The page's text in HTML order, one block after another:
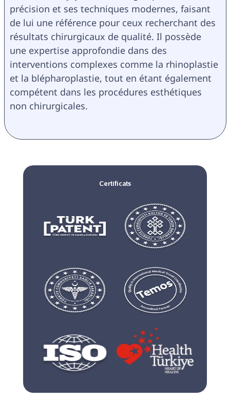
précision et ses techniques modernes, faisant
de lui une référence pour ceux recherchant des
résultats chirurgicaux de qualité. Il possède
une expertise approfondie dans des
interventions complexes comme la rhinoplastie
et la blépharoplastie, tout en étant également
compétent dans les procédures esthétiques
non chirurgicales.
Certificats